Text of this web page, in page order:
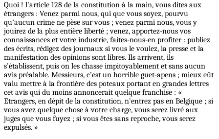
Quoi ! l’article 128 de la constitution à la main, vous dites aux
étrangers : Venez parmi nous, qui que vous soyez, pourvu
qu’aucun crime ne pèse sur vous ; venez parmi nous, vous y
jouirez de la plus entière liberté ; venez, apportez-nous vos
connaissances et votre industrie, faites-nous-en profiter : publiez
des écrits, rédigez des journaux si vous le voulez, la presse et la
manifestation des opinions sont libres. Ils arrivent, ils
s’établissent, puis on les chasse impitoyablement et sans aucun
avis préalable. Messieurs, c’est un horrible guet-apens ; mieux eût
valu mettre à la frontière des poteaux portant en grandes lettres
cet avis qui du moins annoncerait quelque franchise : «
Etrangers, en dépit de la constitution, n’entrez pas en Belgique ; si
vous avez quelque chose à votre charge, vous serez livré aux
juges que vous fuyez ; si vous êtes sans reproche, vous serez
expulsés. »